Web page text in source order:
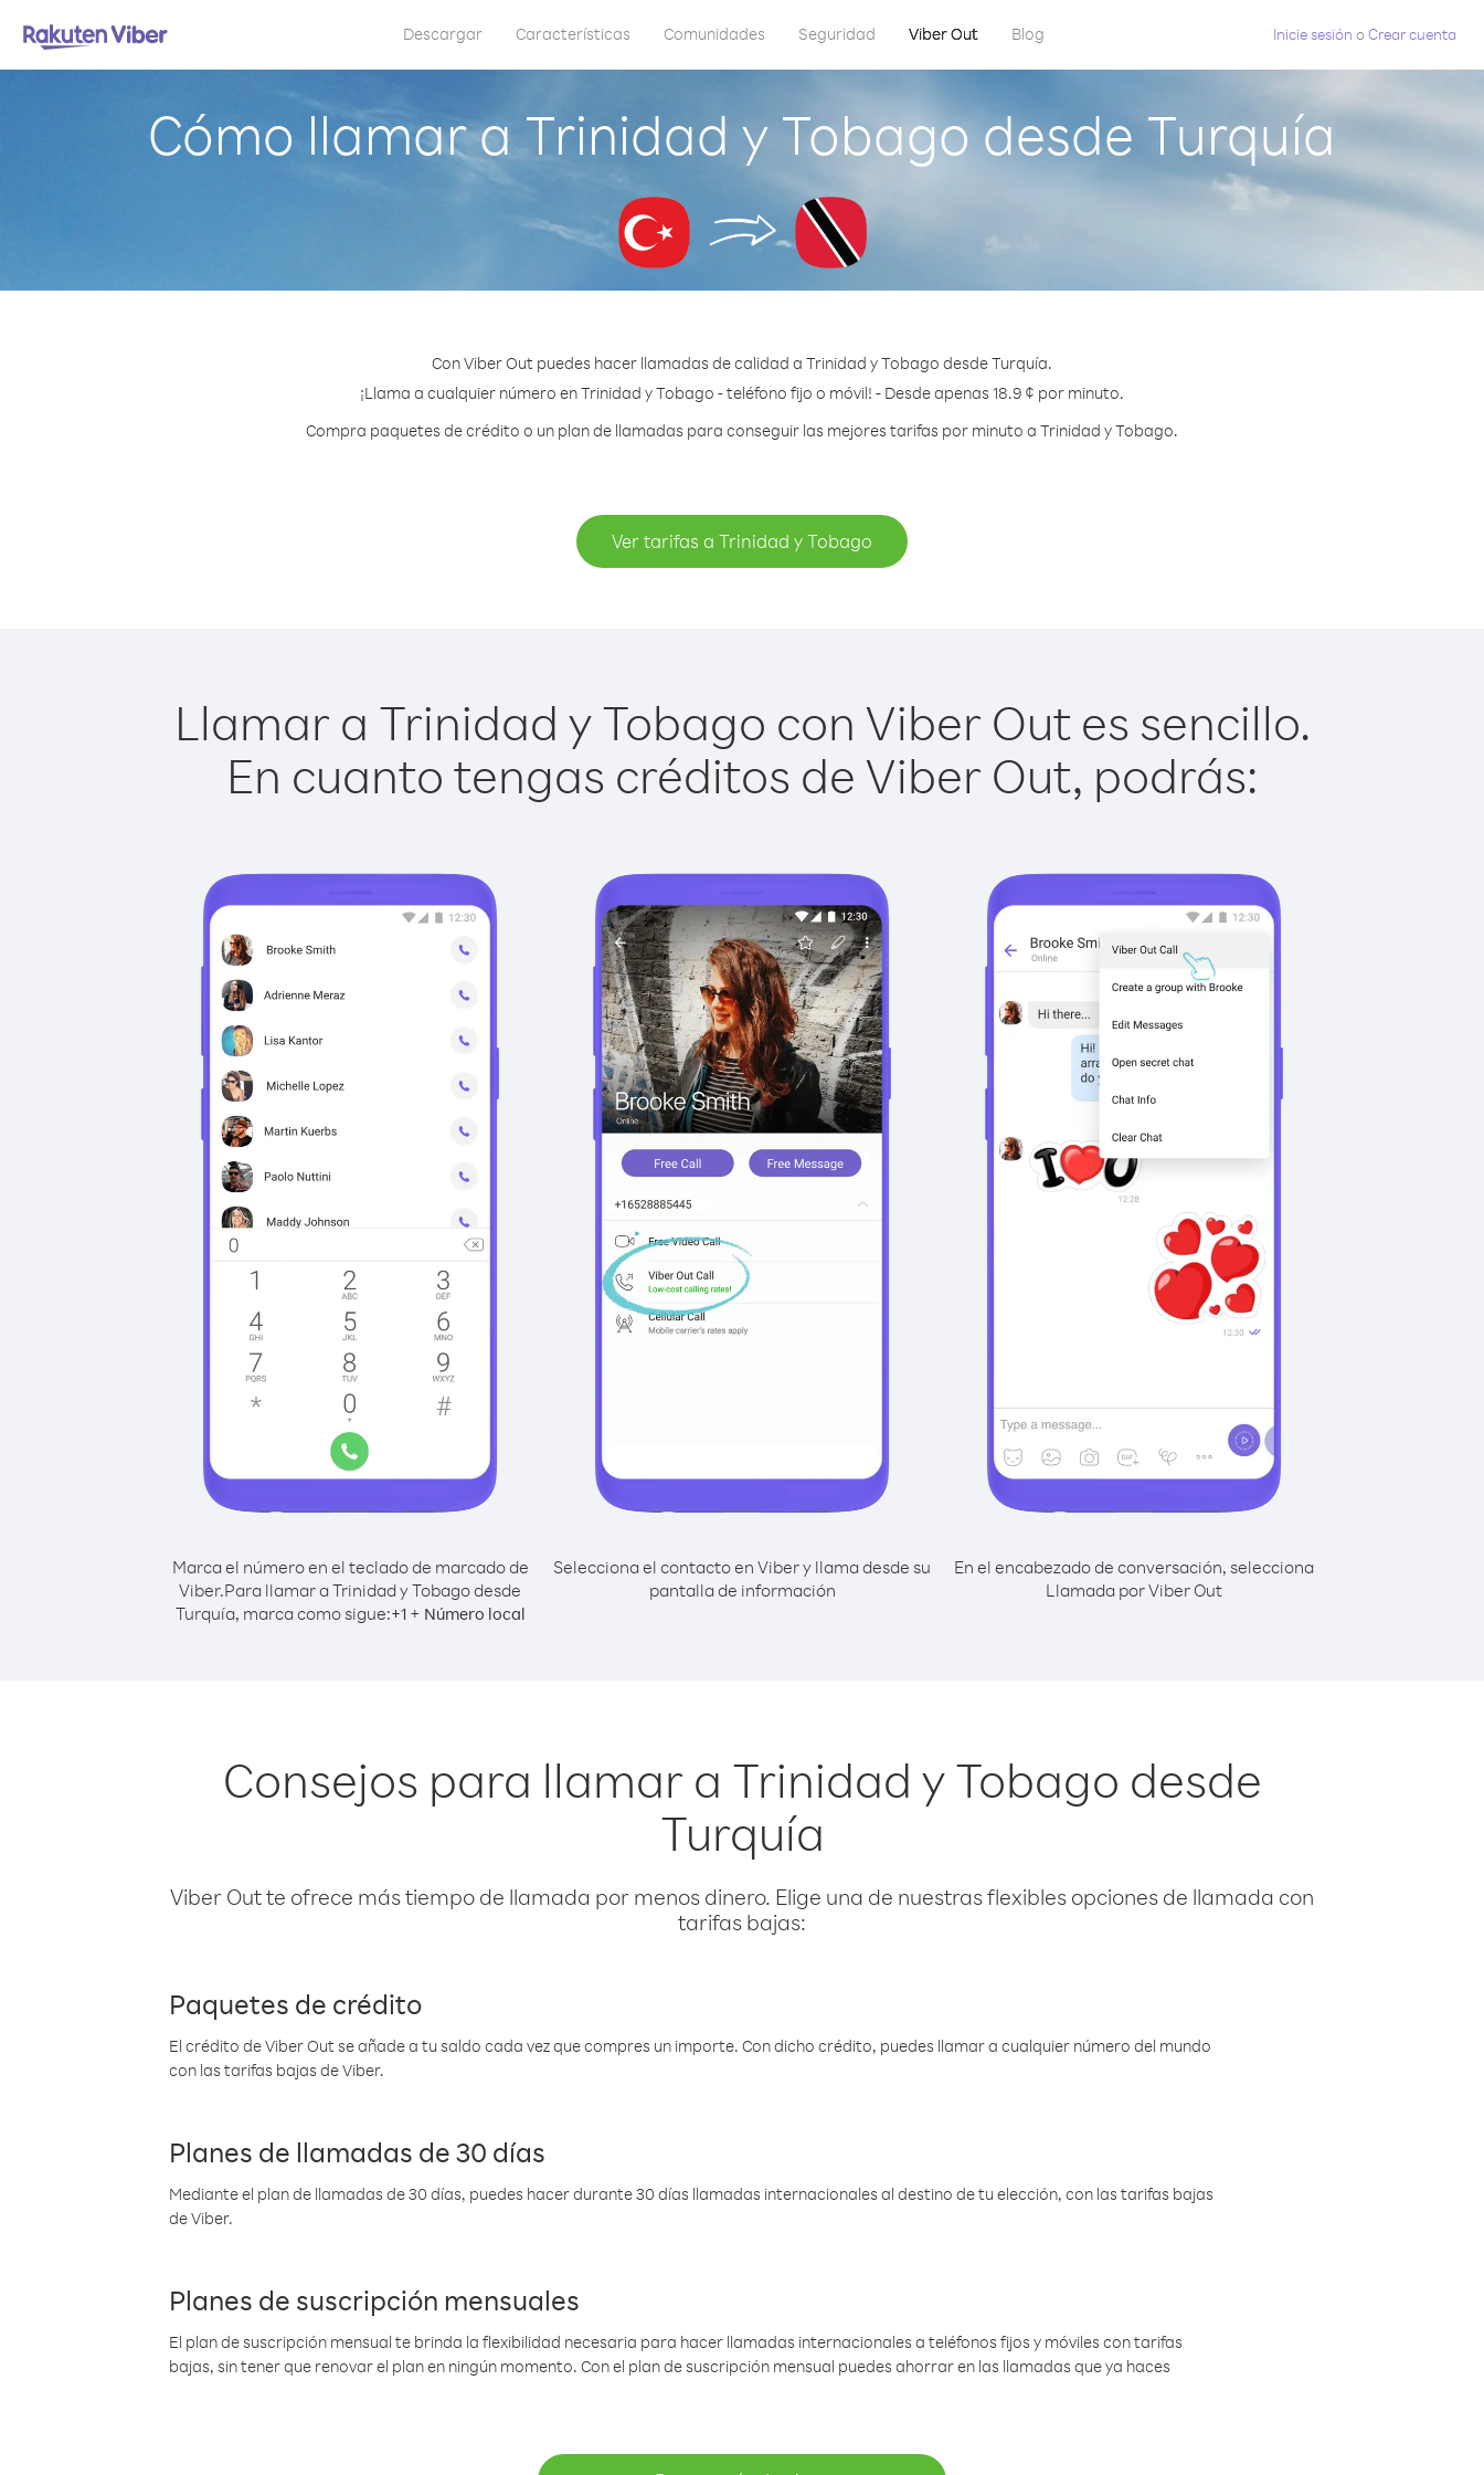
Descargar Características Comunidades Seguridad Viber Out Blog Inicie sesión oCrear cuenta
Cómo llamar a Trinidad y Tobago desde Turquía
Con Viber Out puedes hacer llamadas de calidad a Trinidad y Tobago desde Turquía.
¡Llama a cualquier número en Trinidad y Tobago - teléfono fijo o móvil! - Desde apenas 18.9 ¢ por minuto.
Compra paquetes de crédito o un plan de llamadas para conseguir las mejores tarifas por minuto a Trinidad y Tobago.
Ver tarifas a Trinidad y Tobago
Llamar a Trinidad y Tobago con Viber Out es sencillo.
En cuanto tengas créditos de Viber Out, podrás:
Marca el número en el teclado de marcado de
Viber.Para llamar a Trinidad y Tobago desde
Turquía, marca como sigue:+1+ Número local
Selecciona el contacto en Viber y llama desde su
pantalla de información
En el encabezado de conversación, selecciona
Llamada por Viber Out
Consejos para llamar a Trinidad y Tobago desde
Turquía
Viber Out te ofrece más tiempo de llamada por menos dinero. Elige una de nuestras flexibles opciones de llamada con
tarifas bajas:
Paquetes de crédito
El crédito de Viber Out se añade a tu saldo cada vez que compres un importe. Con dicho crédito, puedes llamar a cualquier número del mundo
con las tarifas bajas de Viber.
Planes de llamadas de 30 días
Mediante el plan de llamadas de 30 días, puedes hacer durante 30 días llamadas internacionales al destino de tu elección, con las tarifas bajas
de Viber.
Planes de suscripción mensuales
El plan de suscripción mensual te brinda la flexibilidad necesaria para hacer llamadas internacionales a teléfonos fijos y móviles con tarifas
bajas, sin tener que renovar el plan en ningún momento. Con el plan de suscripción mensual puedes ahorrar en las llamadas que ya haces